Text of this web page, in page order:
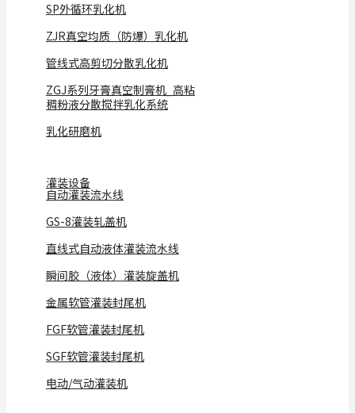
SP外循环乳化机
ZJR真空均质（防爆）乳化机
管线式高剪切分散乳化机
ZGJ系列牙膏真空制膏机_高粘
稠粉液分散搅拌乳化系统
乳化研磨机
灌装设备
自动灌装流水线
GS-8灌装轧盖机
直线式自动液体灌装流水线
瞬间胶（液体）灌装旋盖机
金属软管灌装封尾机
FGF软管灌装封尾机
SGF软管灌装封尾机
电动/气动灌装机